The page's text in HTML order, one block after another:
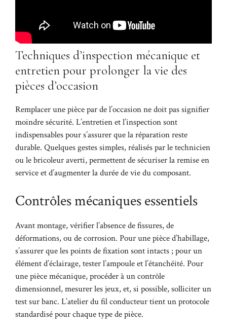
Techniques d’inspection mécanique et
entretien pour prolonger la vie des
pièces d’occasion
Remplacer une pièce par de l’occasion ne doit pas signifier
moindre sécurité. L’entretien et l’inspection sont
indispensables pour s’assurer que la réparation reste
durable. Quelques gestes simples, réalisés par le technicien
ou le bricoleur averti, permettent de sécuriser la remise en
service et d’augmenter la durée de vie du composant.
Contrôles mécaniques essentiels
Avant montage, vérifier l’absence de fissures, de
déformations, ou de corrosion. Pour une pièce d’habillage,
s’assurer que les points de fixation sont intacts ; pour un
élément d’éclairage, tester l’ampoule et l’étanchéité. Pour
une pièce mécanique, procéder à un contrôle
dimensionnel, mesurer les jeux, et, si possible, solliciter un
test sur banc. L’atelier du fil conducteur tient un protocole
standardisé pour chaque type de pièce.